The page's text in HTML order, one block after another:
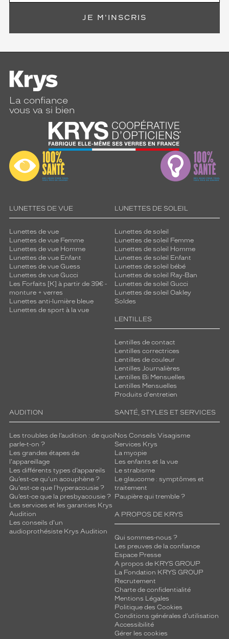
JE M'INSCRIS
La confiance
vous va si bien
LUNETTES DE VUE
Lunettes de vue
Lunettes de vue Femme
Lunettes de vue Homme
Lunettes de vue Enfant
Lunettes de vue Guess
Lunettes de vue Gucci
Les Forfaits [K] à partir de 39€ -
monture + verres
Lunettes anti-lumière bleue
Lunettes de sport à la vue
LUNETTES DE SOLEIL
Lunettes de soleil
Lunettes de soleil Femme
Lunettes de soleil Homme
Lunettes de soleil Enfant
Lunettes de soleil bébé
Lunettes de soleil Ray-Ban
Lunettes de soleil Gucci
Lunettes de soleil Oakley
Soldes
LENTILLES
Lentilles de contact
Lentilles correctrices
Lentilles de couleur
Lentilles Journalières
Lentilles Bi Mensuelles
Lentilles Mensuelles
Produits d'entretien
AUDITION
Les troubles de l’audition : de quoi
parle-t-on ?
Les grandes étapes de
l'appareillage
Les différents types d’appareils
Qu’est-ce qu'un acouphène ?
Qu'est-ce que l'hyperacousie ?
Qu’est-ce que la presbyacousie ?
Les services et les garanties Krys
Audition
Les conseils d'un
audioprothésiste Krys Audition
SANTÉ, STYLES ET SERVICES
Nos Conseils Visagisme
Services Krys
La myopie
Les enfants et la vue
Le strabisme
Le glaucome : symptômes et
traitement
Paupière qui tremble ?
A PROPOS DE KRYS
Qui sommes-nous ?
Les preuves de la confiance
Espace Presse
A propos de KRYS GROUP
La Fondation KRYS GROUP
Recrutement
Charte de confidentialité
Mentions Légales
Politique des Cookies
Conditions générales d'utilisation
Accessibilité
Gérer les cookies